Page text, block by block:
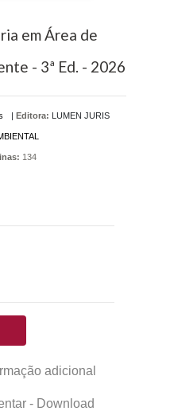
em Área de
- 3ª Ed. - 2026
Editora: LUMEN JURIS
134
adicional
- Download